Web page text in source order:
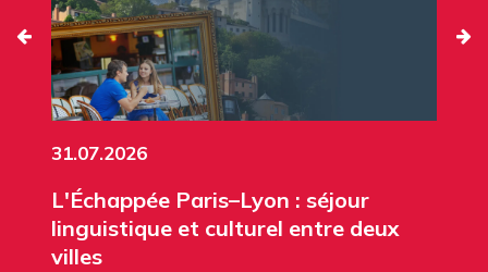
31.07.2026
L'Échappée Paris–Lyon : séjour
linguistique et culturel entre deux
villes